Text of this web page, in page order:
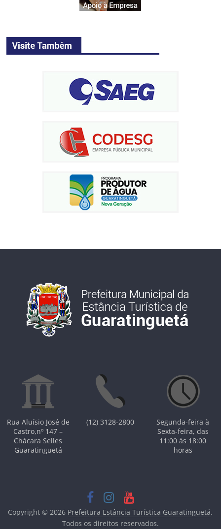
Rua Aluísio José de
Castro,nº 147 –
Chácara Selles
Guaratinguetá
(12) 3128-2800
Segunda-feira à
Sexta-feira, das
11:00 às 18:00
horas
Copyright © 2026 Prefeitura Estância Turística Guaratinguetá.
Todos os direitos reservados.